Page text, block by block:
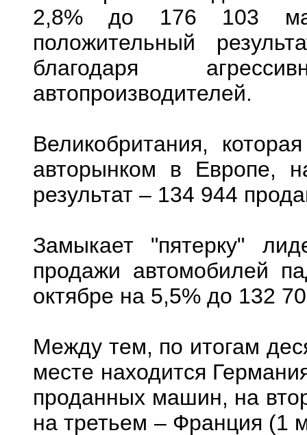
2,8% до 176 103
положительный
благодаря
автопроизводителей.
Великобритания,
авторынком в Европе,
результат – 134 944
Замыкает "пятерку"
продажи автомобилей
октябре на 5,5% до 132
Между тем, по итогам
месте находится
проданных машин, на
на третьем – Франция (1